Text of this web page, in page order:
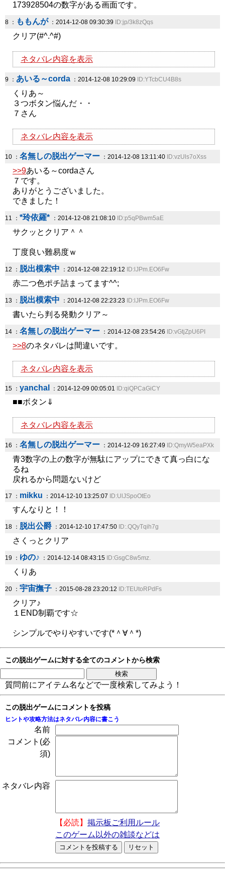
173928504の数字がある画面です。
8 ： ももんが：2014-12-08 09:30:39 ID:jp/3k8zQqs
クリア(#^.^#)
ネタバレ内容を表示
9 ： あいる～corda ：2014-12-08 10:29:09 ID:YTcbCU4B8s
くりあ～
３つボタン悩んだ・・
７さん
ネタバレ内容を表示
10 ： 名無しの脱出ゲーマー ：2014-12-08 13:11:40 ID:vzUls7oXss
>>9あいる～cordaさん
７です。
ありがとうございました。
できました！
11 ： *玲依羅* ：2014-12-08 21:08:10 ID:p5qPBwm5aE
サクッとクリア＾＾
丁度良い難易度ｗ
12 ： 脱出模索中 ：2014-12-08 22:19:12 ID:lJPm.EO6Fw
赤二つ色ポチ詰まってます^^;
13 ： 脱出模索中 ：2014-12-08 22:23:23 ID:lJPm.EO6Fw
書いたら判る発動クリア～
14 ： 名無しの脱出ゲーマー ：2014-12-08 23:54:26 ID:vGtjZpU6PI
>>8のネタバレは間違いです。
ネタバレ内容を表示
15 ： yanchal ：2014-12-09 00:05:01 ID:qiQPCaGiCY
■■ボタン⇓
ネタバレ内容を表示
16 ： 名無しの脱出ゲーマー ：2014-12-09 16:27:49 ID:QmyW5eaPXk
青3数字の上の数字が無駄にアップにできて真っ白にな
るね
戻れるから問題ないけど
17 ： mikku ：2014-12-10 13:25:07 ID:UlJSpoOtEo
すんなりと！！
18 ： 脱出公爵 ：2014-12-10 17:47:50 ID:.QQyTqih7g
さくっとクリア
19 ： ゆの♪ ：2014-12-14 08:43:15 ID:GsgC8w5mz.
くりあ
20 ： 宇宙撫子 ：2015-08-28 23:20:12 ID:TEUtoRPdFs
クリア♪
１END制覇です☆
シンプルでやりやすいです(*＾∀＾*)
この脱出ゲームに対する全てのコメントから検索
質問前にアイテム名などで一度検索してみよう！
この脱出ゲームにコメントを投稿
ヒントや攻略方法はネタバレ内容に書こう
名前
コメント(必
須)
ネタバレ内容
【必読】 掲示板ご利用ルール
このゲーム以外の雑談などは